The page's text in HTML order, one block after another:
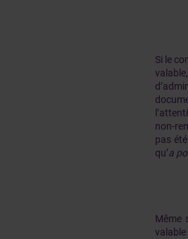
Si le
non-
pas
qu’a
Même
valable